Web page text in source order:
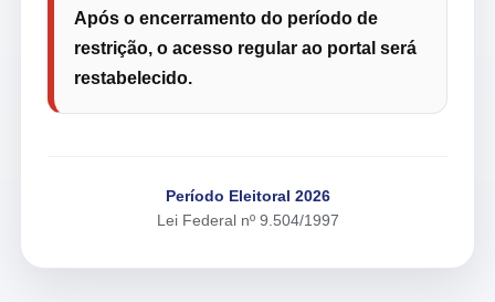
Após o encerramento do período de
restrição, o acesso regular ao portal será
restabelecido.
Período Eleitoral 2026
Lei Federal nº 9.504/1997